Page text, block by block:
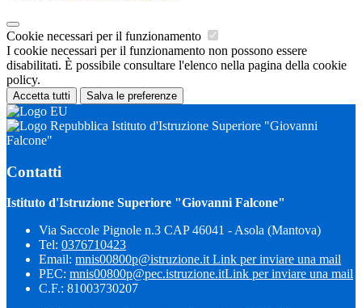
Cookie necessari per il funzionamento
I cookie necessari per il funzionamento non possono essere
disabilitati. È possibile consultare l'elenco nella pagina della cookie
policy.
Accetta tutti Salva le preferenze
Istituto d'Istruzione Superiore "Giovanni
Falcone"
Contatti
Istituto d'Istruzione Superiore "Giovanni Falcone"
Via Saccole Pignole n.3 CAP 46041 - Asola (Mantova)
Tel: 0376710423
Email: mnis00800p@istruzione.it Link per inviare una mail
PEC: mnis00800p@pec.istruzione.itLink per inviare una mail
C.F.: 81003730207